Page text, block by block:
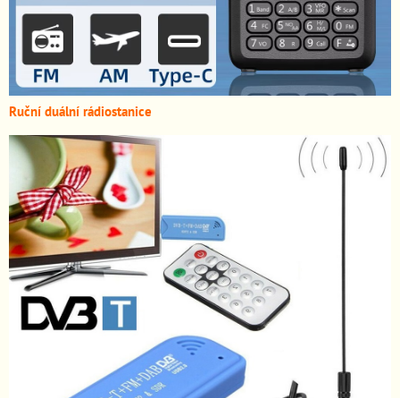
Ruční duální rádiostanice